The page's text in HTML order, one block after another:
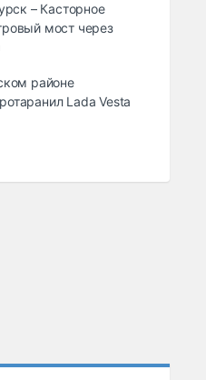
– Касторное
мост через
районе
Lada Vesta